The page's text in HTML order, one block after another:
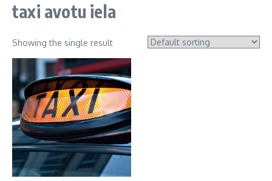
taxi avotu iela
Showing the single result